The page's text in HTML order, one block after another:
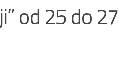
od 25 do 27